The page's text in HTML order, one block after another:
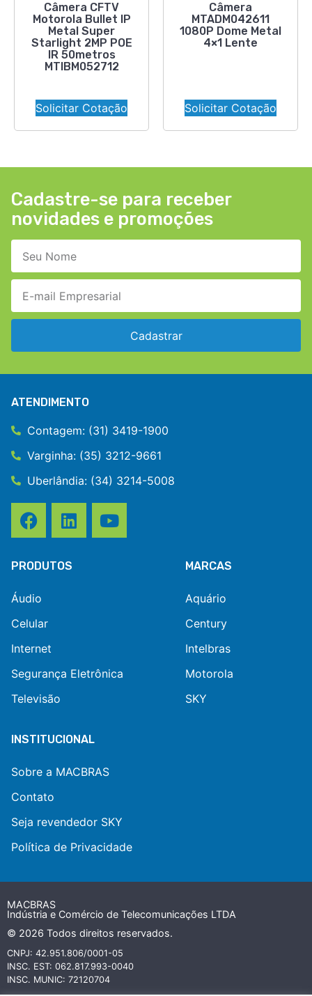
Câmera CFTV
Motorola Bullet IP
Metal Super
Starlight 2MP POE
IR 50metros
MTIBM052712
Solicitar Cotação
Câmera
MTADM042611
1080P Dome Metal
4×1 Lente
Solicitar Cotação
Cadastre-se para receber
novidades e promoções
Cadastrar
ATENDIMENTO
Contagem: (31) 3419-1900
Varginha: (35) 3212-9661
Uberlândia: (34) 3214-5008
PRODUTOS
Áudio
Celular
Internet
Segurança Eletrônica
Televisão
MARCAS
Aquário
Century
Intelbras
Motorola
SKY
INSTITUCIONAL
Sobre a MACBRAS
Contato
Seja revendedor SKY
Política de Privacidade
MACBRAS
Indústria e Comércio de Telecomunicações LTDA
© 2026 Todos direitos reservados.
CNPJ: 42.951.806/0001-05
INSC. EST: 062.817.993-0040
INSC. MUNIC: 72120704